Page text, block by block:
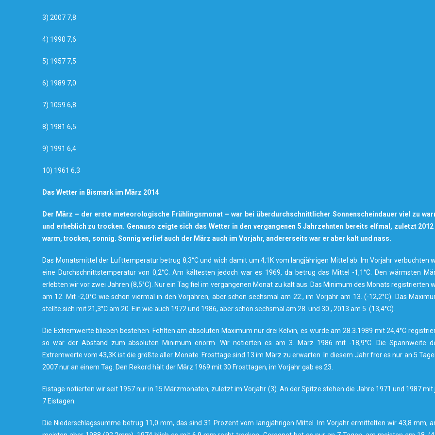
3) 2007 7,8
4) 1990 7,6
5) 1957 7,5
6) 1989 7,0
7) 1059 6,8
8) 1981 6,5
9) 1991 6,4
10) 1961 6,3
Das Wetter in Bismark im März 2014
Der März – der erste meteorologische Frühlingsmonat – war bei überdurchschnittlicher Sonnenscheindauer viel zu
und erheblich zu trocken. Genauso zeigte sich das Wetter in den vergangenen 5 Jahrzehnten bereits elfmal, zuletzt 2012
warm, trocken, sonnig. Sonnig verlief auch der März auch im Vorjahr, andererseits war er aber kalt und nass.
Das Monatsmittel der Lufttemperatur betrug 8,3°C und wich damit um 4,1K vom langjährigen Mittel ab. Im Vorjahr verbuchten
eine Durchschnittstemperatur von 0,2°C. Am kältesten jedoch war es 1969, da betrug das Mittel -1,1°C. Den wärmsten
erlebten wir vor zwei Jahren (8,5°C). Nur ein Tag fiel im vergangenen Monat zu kalt aus. Das Minimum des Monats registrierten
am 12. Mit -2,0°C wie schon viermal in den Vorjahren, aber schon sechsmal am 22., im Vorjahr am 13. (-12,2°C). Das
stellte sich mit 21,3°C am 20. Ein wie auch 1972 und 1986, aber schon sechsmal am 28. und 30., 2013 am 5. (13,4°C).
Die Extremwerte blieben bestehen. Fehlten am absoluten Maximum nur drei Kelvin, es wurde am 28.3.1989 mit 24,4°C
so war der Abstand zum absoluten Minimum enorm. Wir notierten es am 3. März 1986 mit -18,9°C. Die Spannweite
Extremwerte vom 43,3K ist die größte aller Monate. Frosttage sind 13 im März zu erwarten. In diesem Jahr fror es nur an 5
2007 nur an einem Tag. Den Rekord hält der März 1969 mit 30 Frosttagen, im Vorjahr gab es 23.
Eistage notierten wir seit 1957 nur in 15 Märzmonaten, zuletzt im Vorjahr (3). An der Spitze stehen die Jahre 1971 und 1987 mit
7 Eistagen.
Die Niederschlagssumme betrug 11,0 mm, das sind 31 Prozent vom langjährigen Mittel. Im Vorjahr ermittelten wir 43,8 mm,